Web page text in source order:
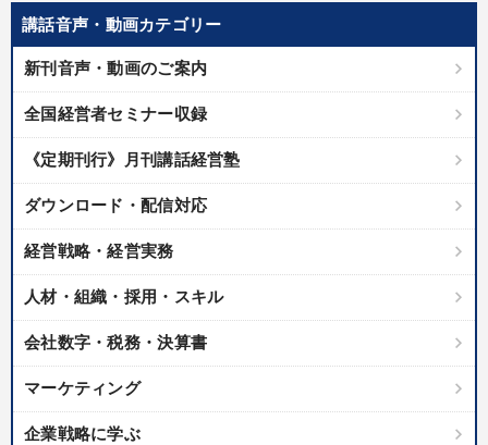
講話音声・動画カテゴリー
新刊音声・動画のご案内
全国経営者セミナー収録
《定期刊行》月刊講話経営塾
ダウンロード・配信対応
経営戦略・経営実務
人材・組織・採用・スキル
会社数字・税務・決算書
マーケティング
企業戦略に学ぶ